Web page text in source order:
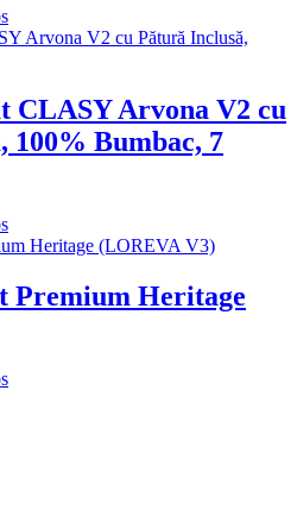
Adauga
in
CLASY Arvona V2 cu
100% Bumbac, 7
Adauga
in
Premium Heritage
Adauga